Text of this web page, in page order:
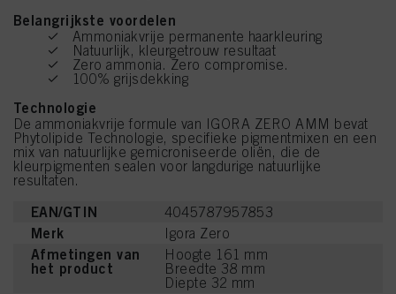
Belangrijkste voordelen
Ammoniakvrije permanente haarkleuring
Natuurlijk, kleurgetrouw resultaat
Zero ammonia. Zero compromise.
100% grijsdekking
Technologie
De ammoniakvrije formule van IGORA ZERO AMM bevat
Phytolipide Technologie, specifieke pigmentmixen en een
mix van natuurlijke gemicroniseerde oliën, die de
kleurpigmenten sealen voor langdurige natuurlijke
resultaten.
EAN/GTIN 4045787957853
Merk Igora Zero
Afmetingen van
het product
Hoogte 161 mm
Breedte 38 mm
Diepte 32 mm